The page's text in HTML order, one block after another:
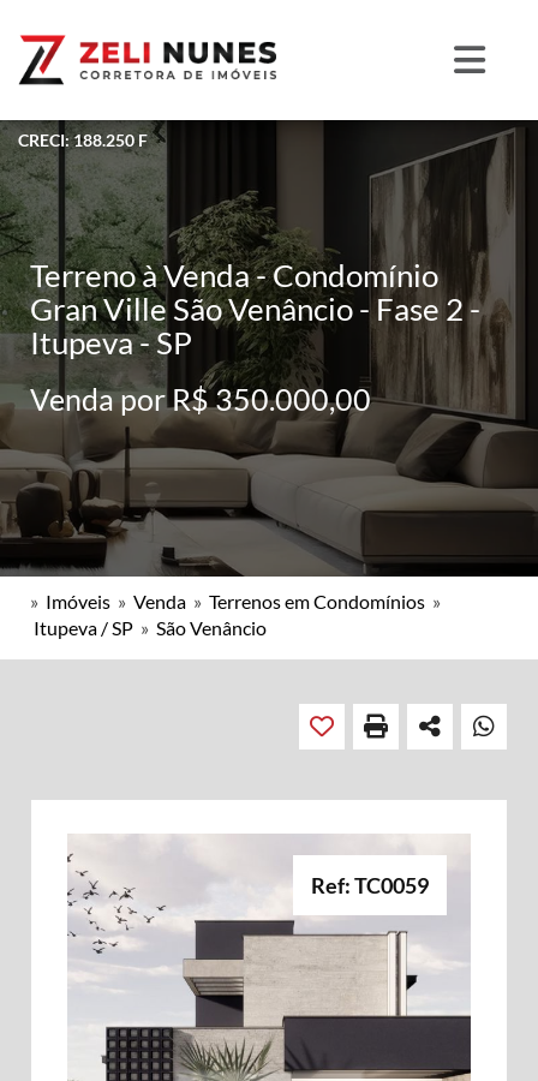
CRECI: 188.250 F
Terreno à Venda - Condomínio
Gran Ville São Venâncio - Fase 2 -
Itupeva - SP
Venda por R$ 350.000,00
» Imóveis » Venda » Terrenos em Condomínios »
Itupeva / SP » São Venâncio
Ref: TC0059